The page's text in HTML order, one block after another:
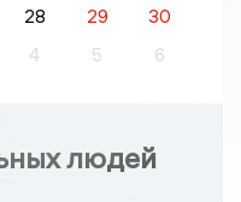
28 29
30
4 5 6
людей